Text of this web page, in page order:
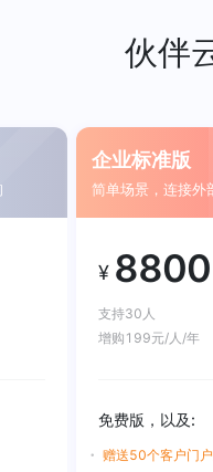
伙伴
企业标准版
简单场景，连接外
¥ 8800
支持30人
增购199元/人/年
免费版，以及:
赠送50个客户门